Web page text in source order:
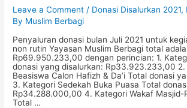
Leave a Comment / Donasi Disalurkan 2021,
By Muslim Berbagi
Penyaluran donasi bulan Juli 2021 untuk
non rutin Yayasan Muslim Berbagi total
Rp69.950.233,00 dengan perincian: 1.
donasi yang disalurkan: Rp33.923.233,00 2.
Beasiswa Calon Hafizh & Da’i Total donasi
3. Kategori Sedekah Buka Puasa Total
Rp34.288.000,00 4. Kategori Wakaf Masjid-
Total …